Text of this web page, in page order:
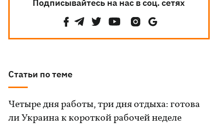
Подписывайтесь на нас в соц. сетях
Статьи по теме
Четыре дня работы, три дня отдыха: готова
ли Украина к короткой рабочей неделе